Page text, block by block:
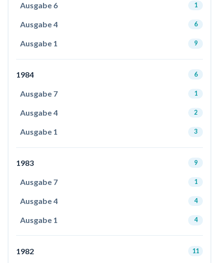
Ausgabe 6 1
Ausgabe 4 6
Ausgabe 1 9
1984 6
Ausgabe 7 1
Ausgabe 4 2
Ausgabe 1 3
1983 9
Ausgabe 7 1
Ausgabe 4 4
Ausgabe 1 4
1982 11